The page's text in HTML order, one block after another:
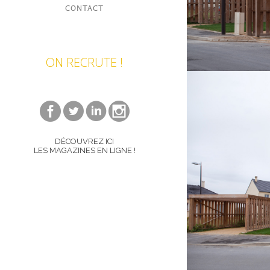
CONTACT
ON RECRUTE !
DÉCOUVREZ ICI
LES MAGAZINES EN LIGNE !